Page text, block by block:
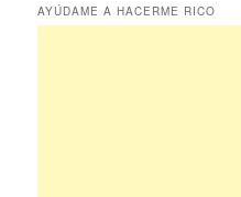
AYÚDAME A HACERME RICO